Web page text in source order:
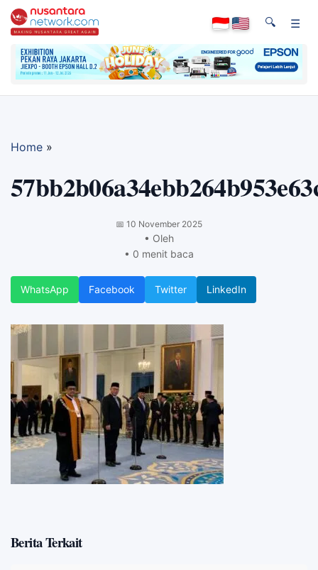
🔍 ☰
Home »
📅 10 November 2025
• Oleh
• 0 menit baca
WhatsApp Facebook Twitter LinkedIn
Berita Terkait